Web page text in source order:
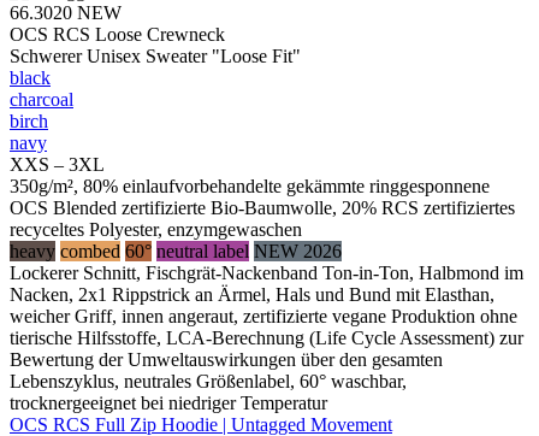
66.3020 NEW
OCS RCS Loose Crewneck
Schwerer Unisex Sweater "Loose Fit"
black
charcoal
birch
navy
XXS – 3XL
350g/m², 80% einlaufvorbehandelte gekämmte ringgesponnene
OCS Blended zertifizierte Bio-Baumwolle, 20% RCS zertifiziertes
recyceltes Polyester, enzymgewaschen
heavy combed 60° neutral label NEW 2026
Lockerer Schnitt, Fischgrät-Nackenband Ton-in-Ton, Halbmond im
Nacken, 2x1 Rippstrick an Ärmel, Hals und Bund mit Elasthan,
weicher Griff, innen angeraut, zertifizierte vegane Produktion ohne
tierische Hilfsstoffe, LCA-Berechnung (Life Cycle Assessment) zur
Bewertung der Umweltauswirkungen über den gesamten
Lebenszyklus, neutrales Größenlabel, 60° waschbar,
trocknergeeignet bei niedriger Temperatur
OCS RCS Full Zip Hoodie | Untagged Movement